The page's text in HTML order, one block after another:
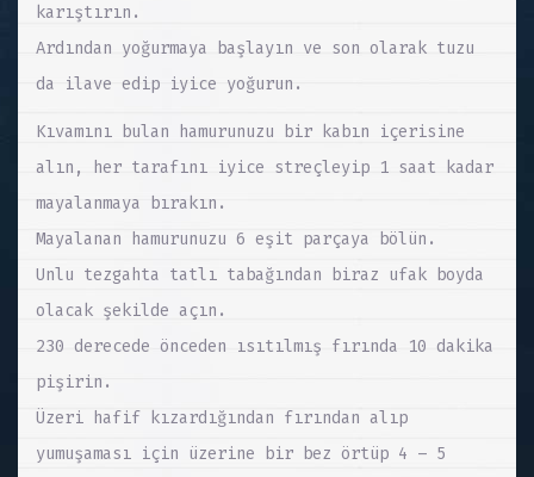
karıştırın.
Ardından yoğurmaya başlayın ve son olarak tuzu
da ilave edip iyice yoğurun.
Kıvamını bulan hamurunuzu bir kabın içerisine
alın, her tarafını iyice streçleyip 1 saat kadar
mayalanmaya bırakın.
Mayalanan hamurunuzu 6 eşit parçaya bölün.
Unlu tezgahta tatlı tabağından biraz ufak boyda
olacak şekilde açın.
230 derecede önceden ısıtılmış fırında 10 dakika
pişirin.
Üzeri hafif kızardığından fırından alıp
yumuşaması için üzerine bir bez örtüp 4 – 5